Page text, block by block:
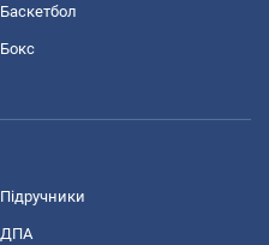
Баскетбол
Бокс
Підручники
ДПА